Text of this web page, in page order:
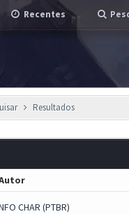
Recentes
Resultados
CHAR (PTBR)